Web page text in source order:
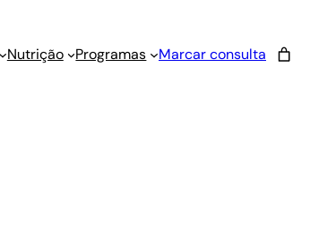
Nutrição Programas Marcar consulta